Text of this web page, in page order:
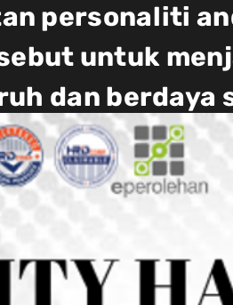
personaliti
untuk
dan berdaya